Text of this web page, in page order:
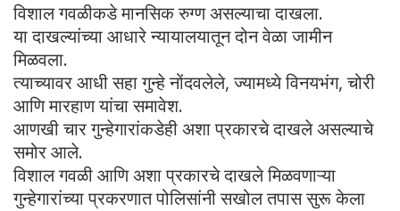
विशाल गवळीकडे मानसिक रुग्ण असल्याचा दाखला.
या दाखल्यांच्या आधारे न्यायालयातून दोन वेळा जामीन
मिळवला.
त्याच्यावर आधी सहा गुन्हे नोंदवलेले, ज्यामध्ये विनयभंग, चोरी
आणि मारहाण यांचा समावेश.
आणखी चार गुन्हेगारांकडेही अशा प्रकारचे दाखले असल्याचे
समोर आले.
विशाल गवळी आणि अशा प्रकारचे दाखले मिळवणाऱ्या
गुन्हेगारांच्या प्रकरणात पोलिसांनी सखोल तपास सुरू केला